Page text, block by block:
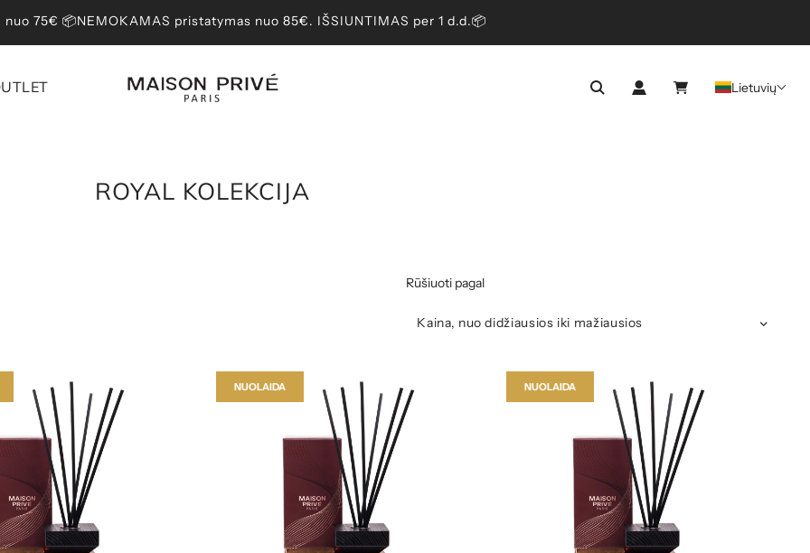
nuo 75€ 📦NEMOKAMAS pristatymas nuo 85€. IŠSIUNTIMAS per 1 d.d.📦
Lietuvių
ROYAL KOLEKCIJA
Rūšiuoti pagal
NUOLAIDA NUOLAIDA